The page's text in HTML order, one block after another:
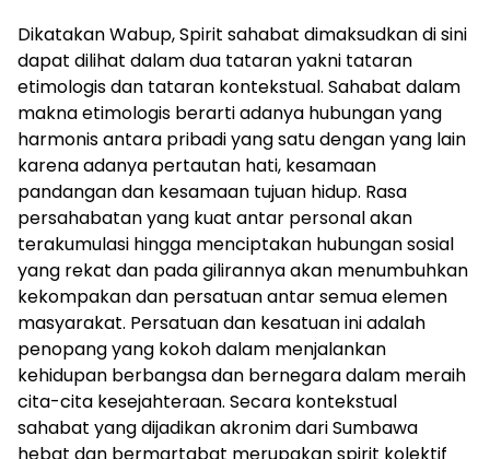
Dikatakan Wabup, Spirit sahabat dimaksudkan di sini
dapat dilihat dalam dua tataran yakni tataran
etimologis dan tataran kontekstual. Sahabat dalam
makna etimologis berarti adanya hubungan yang
harmonis antara pribadi yang satu dengan yang lain
karena adanya pertautan hati, kesamaan
pandangan dan kesamaan tujuan hidup. Rasa
persahabatan yang kuat antar personal akan
terakumulasi hingga menciptakan hubungan sosial
yang rekat dan pada gilirannya akan menumbuhkan
kekompakan dan persatuan antar semua elemen
masyarakat. Persatuan dan kesatuan ini adalah
penopang yang kokoh dalam menjalankan
kehidupan berbangsa dan bernegara dalam meraih
cita-cita kesejahteraan. Secara kontekstual
sahabat yang dijadikan akronim dari Sumbawa
hebat dan bermartabat merupakan spirit kolektif